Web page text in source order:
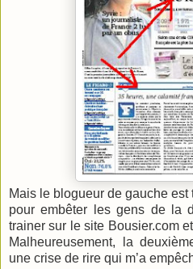
Mais le blogueur de gauche est
pour embêter les gens de la
trainer sur le site Bousier.com
Malheureusement, la
une crise de rire qui m’a